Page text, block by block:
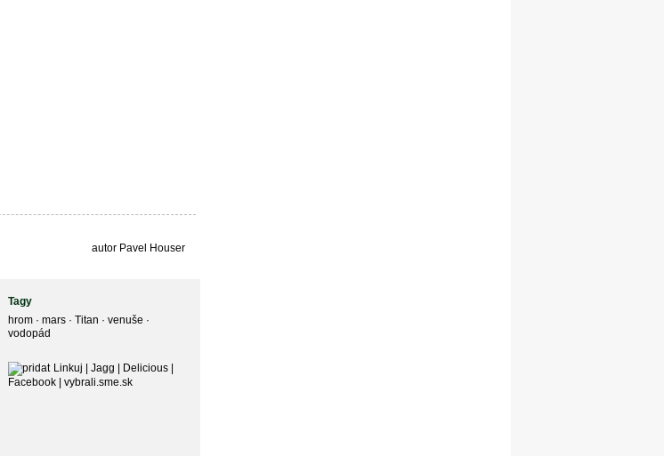
autor Pavel Houser
Tagy
hrom ·mars ·Titan ·venuše ·
vodopád
Linkuj Jagg Delicious|
Facebook |vybrali.sme.sk